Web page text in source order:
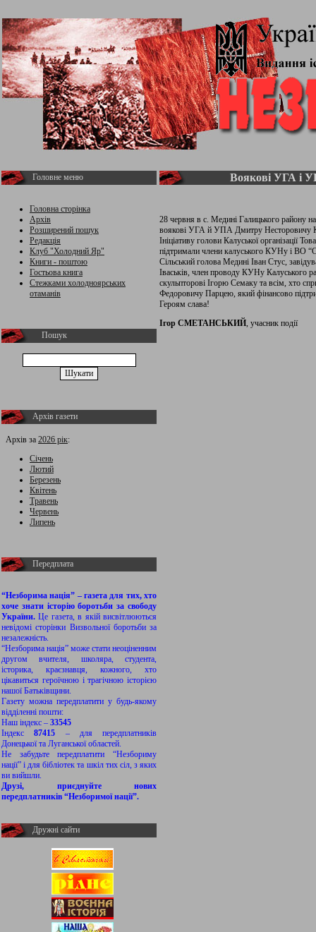
Головне меню
Головна сторінка
Архів
Розширений пошук
Редакція
Клуб "Холодний Яр"
Книги - поштою
Гостьова книга
Стежками холодноярських
отаманів
Пошук
Архів газети
Архів за 2026 рік:
Січень
Лютий
Березень
Квітень
Травень
Червень
Липень
Передплата
“Незборима нація” – газета для тих, хто
хоче знати історію боротьби за свободу
України.Це газета, в якій висвітлюються
невідомі сторінки Визвольної боротьби за
незалежність.
“Незборима нація” може стати неоціненним
другом вчителя, школяра, студента,
історика, краєзнавця, кожного, хто
цікавиться героїчною і трагічною історією
нашої Батьківщини.
Газету можна передплатити у будь-якому
відділенні пошти:
Наш індекс – 33545
Індекс87415 – для передплатників
Донецької та Луганської областей.
Не забудьте передплатити “Незбориму
нації” і для бібліотек та шкіл тих сіл, з яких
ви вийшли.
Друзі, приєднуйте нових
передплатників “Незборимої нації”.
Дружні сайти
Воякові УГА і
28 червня в с. Медині Галицького району
воякові УГА й УПА Дмитру Несторовичу
Ініціативу голови Калуської організації
підтримали члени калуського КУНу і ВО
Сільський голова Медині Іван Стус,
Іваськів, член проводу КУНу Калуського
скульпторові Ігорю Семаку та всім, хто
Федоровичу Парцею, який фінансово
Героям слава!
Ігор СМЕТАНСЬКИЙ, учасник події